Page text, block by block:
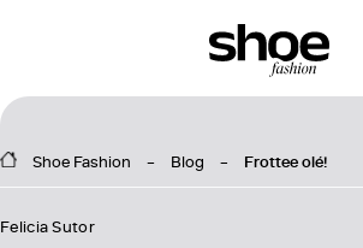
Shoe Fashion Blog Frottee olé!
Felicia Sutor